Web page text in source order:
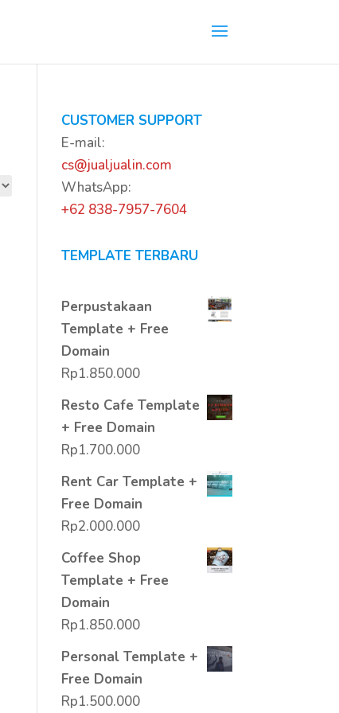
CUSTOMER SUPPORT
E-mail:
cs@jualjualin.com
WhatsApp:
+62 838-7957-7604
TEMPLATE TERBARU
Perpustakaan
Template + Free
Domain
Rp1.850.000
Resto Cafe Template
+ Free Domain
Rp1.700.000
Rent Car Template +
Free Domain
Rp2.000.000
Coffee Shop
Template + Free
Domain
Rp1.850.000
Personal Template +
Free Domain
Rp1.500.000